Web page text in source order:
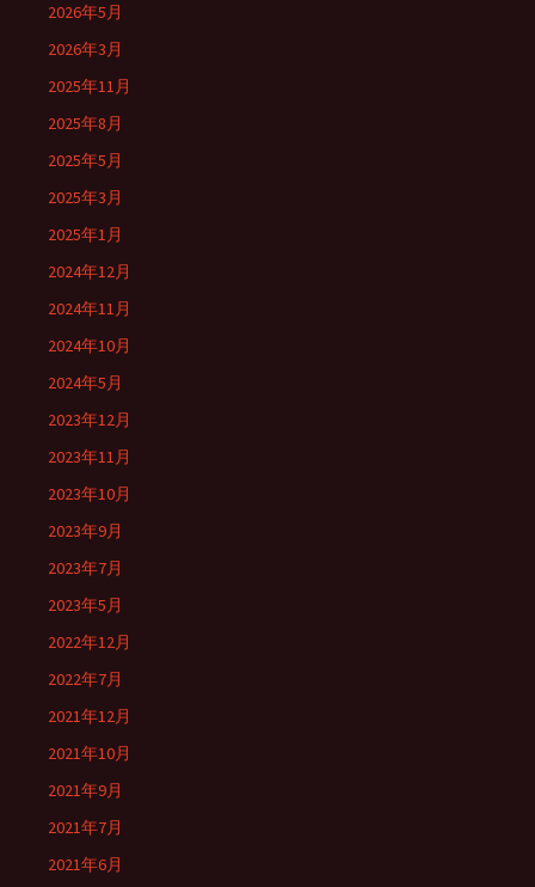
2026年5月
2026年3月
2025年11月
2025年8月
2025年5月
2025年3月
2025年1月
2024年12月
2024年11月
2024年10月
2024年5月
2023年12月
2023年11月
2023年10月
2023年9月
2023年7月
2023年5月
2022年12月
2022年7月
2021年12月
2021年10月
2021年9月
2021年7月
2021年6月